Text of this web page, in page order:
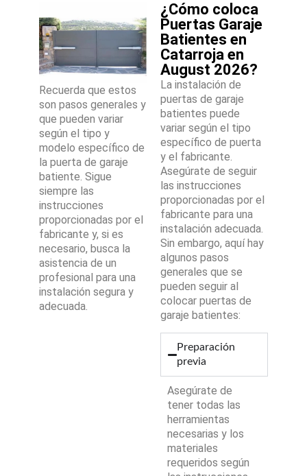
Recuerda que estos
son pasos generales y
que pueden variar
según el tipo y
modelo específico de
la puerta de garaje
batiente. Sigue
siempre las
instrucciones
proporcionadas por el
fabricante y, si es
necesario, busca la
asistencia de un
profesional para una
instalación segura y
adecuada.
¿Cómo coloca
Puertas Garaje
Batientes en
Catarroja en
August 2026?
La instalación de
puertas de garaje
batientes puede
variar según el tipo
específico de puerta
y el fabricante.
Asegúrate de seguir
las instrucciones
proporcionadas por el
fabricante para una
instalación adecuada.
Sin embargo, aquí hay
algunos pasos
generales que se
pueden seguir al
colocar puertas de
garaje batientes:
Preparación
previa
Asegúrate de
tener todas las
herramientas
necesarias y los
materiales
requeridos según